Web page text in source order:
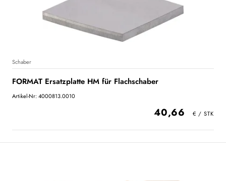
Schaber
FORMAT Ersatzplatte HM für Flachschaber
Artikel-Nr: 4000813.0010
40,66